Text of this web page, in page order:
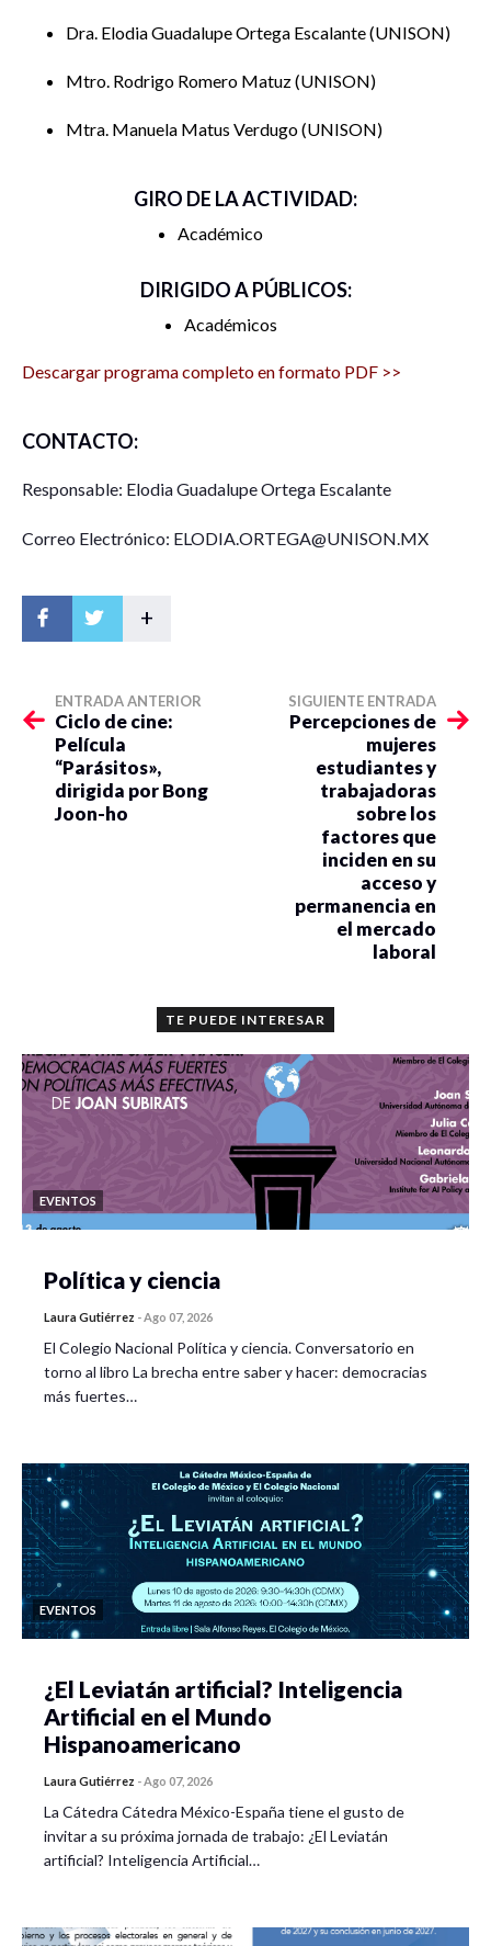
Este evento será una conversación dinámica y cercana,
con las aspiraciones y preguntas de los estudiantes, creando
ese intercambio significará un reconocimiento mutuo entre
formándose para continuar con su legado
Dra. Elodia Guadalupe Ortega Escalante UNISON
Mtro. Rodrigo Romero Matuz UNISON
Mtra. Manuela Matus Verdugo UNISON
GIRO DE LA ACTIVIDAD:
Académico
DIRIGIDO A PÚBLICOS:
Académicos
Descargar programa completo en formato PDF >>
CONTACTO:
Responsable: Elodia Guadalupe Ortega Escalante
Correo Electrónico: ELODIA.ORTEGA@UNISON.MX
+
ENTRADA ANTERIOR
Ciclo de cine:
Película
“Parásitos»,
dirigida por Bong
Joon-ho
SIGUIENTE ENTRADA
Percepciones de
mujeres
estudiantes y
trabajadoras
sobre los
factores que
inciden en su
acceso y
permanencia en
el mercado
laboral
TE PUEDE INTERESAR
EVENTOS
Política y ciencia
Laura Gutiérrez -Ago 07, 2026
El Colegio Nacional Política y ciencia. Conversatorio en
torno al libro La brecha entre saber y hacer: democracias
más fuertes…
EVENTOS
¿El Leviatán artificial? Inteligencia
Artificial en el Mundo
Hispanoamericano
Laura Gutiérrez -Ago 07, 2026
La Cátedra Cátedra México-España tiene el gusto de
invitar a su próxima jornada de trabajo: ¿El Leviatán
artificial? Inteligencia Artificial…